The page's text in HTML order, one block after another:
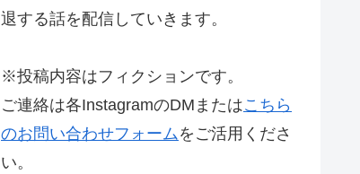
退する話を配信していきます。
※投稿内容はフィクションです。
ご連絡は各InstagramのDMまたはこちら
のお問い合わせフォーム をご活用くださ
い。